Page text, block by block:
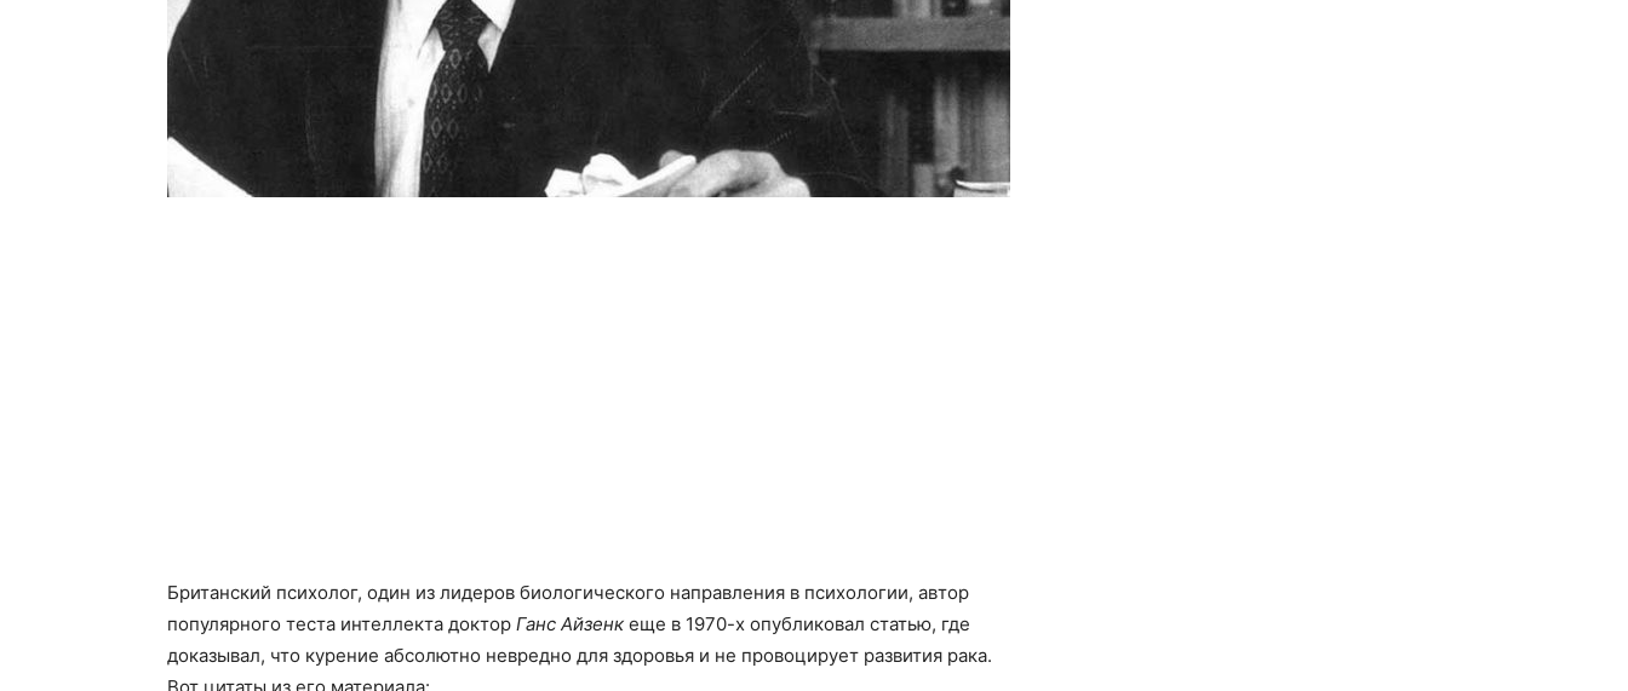
Британский психолог, один из лидеров биологического направления в психологии, автор
популярного теста интеллекта доктор Ганс Айзенк еще в 1970-х опубликовал статью, где
доказывал, что курение абсолютно невредно для здоровья и не провоцирует развития рака.